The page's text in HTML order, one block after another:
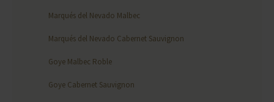
Marqués del Nevado Malbec
Marqués del Nevado Cabernet Sauvignon
Goye Malbec Roble
Goye Cabernet Sauvignon